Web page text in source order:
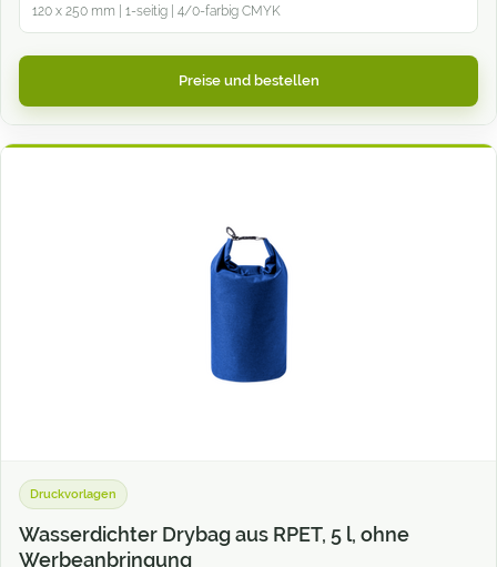
120 x 250 mm | 1-seitig | 4/0-farbig CMYK
Preise und bestellen
Druckvorlagen
Wasserdichter Drybag aus RPET, 5 l, ohne
Werbeanbringung